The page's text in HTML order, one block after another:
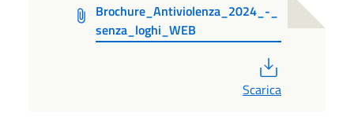
Brochure_Antiviolenza_2024_-_
senza_loghi_WEB
Scarica